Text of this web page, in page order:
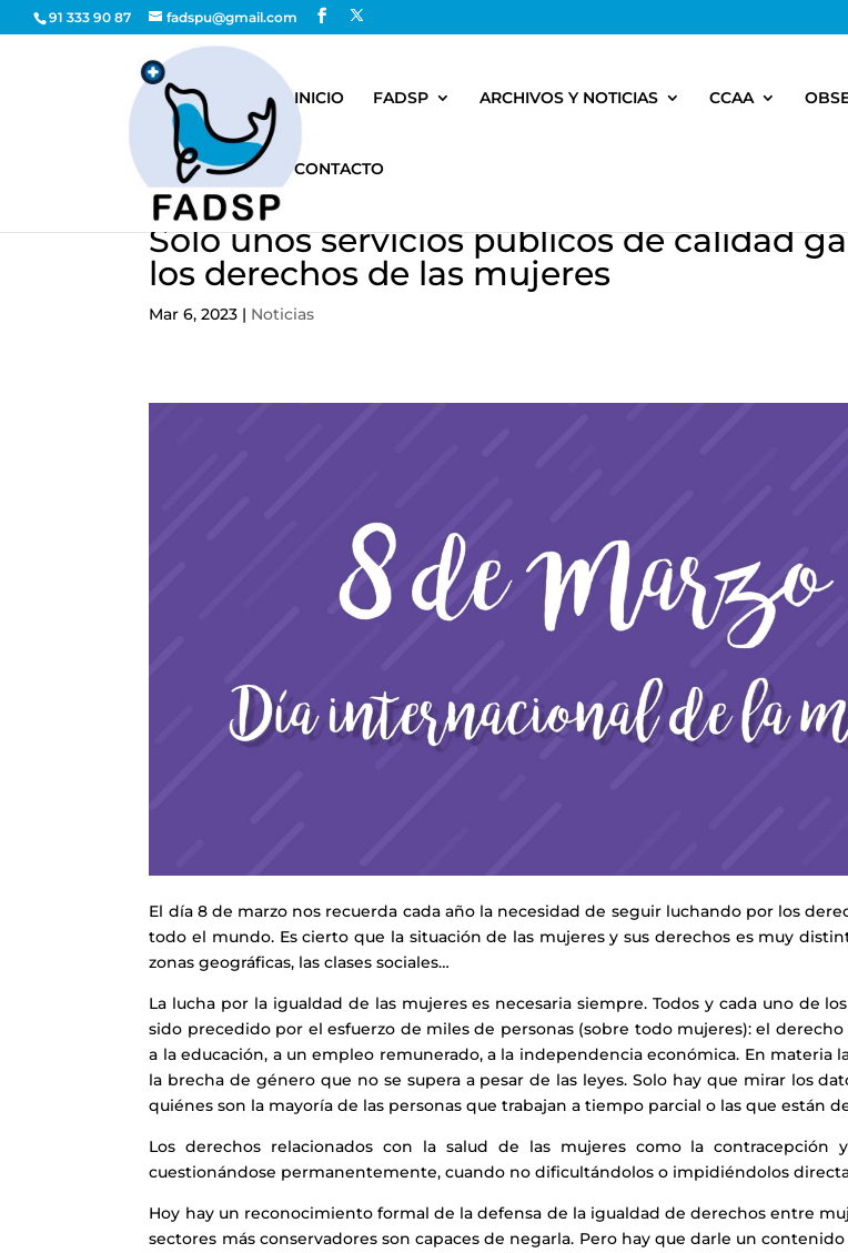
91 333 90 87 fadspu@gmail.com
INICIO FADSP ARCHIVOS Y NOTICIAS CCAA
CONTACTO
Sólo unos servicios públicos de calidad
los derechos de las mujeres
Mar 6, 2023 | Noticias
El día 8 de marzo nos recuerda cada año la necesidad de seguir luchando por los
todo el mundo. Es cierto que la situación de las mujeres y sus derechos es muy
zonas geográficas, las clases sociales…
La lucha por la igualdad de las mujeres es necesaria siempre. Todos y cada uno de
sido precedido por el esfuerzo de miles de personas (sobre todo mujeres): el derecho
a la educación, a un empleo remunerado, a la independencia económica. En materia
la brecha de género que no se supera a pesar de las leyes. Solo hay que mirar los
quiénes son la mayoría de las personas que trabajan a tiempo parcial o las que están
Los derechos relacionados con la salud de las mujeres como la contracepción
cuestionándose permanentemente, cuando no dificultándolos o impidiéndolos
Hoy hay un reconocimiento formal de la defensa de la igualdad de derechos entre
sectores más conservadores son capaces de negarla. Pero hay que darle un